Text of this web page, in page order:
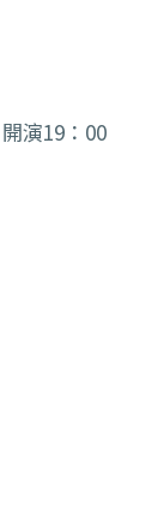
演19：00